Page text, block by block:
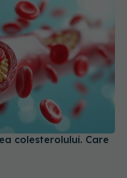
colesterolului. Care